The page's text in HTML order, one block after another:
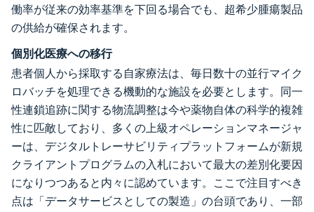
働率が従来の効率基準を下回る場合でも、超希少腫瘍製品
の供給が確保されます。
個別化医療への移行
患者個人から採取する自家療法は、毎日数十の並行マイク
ロバッチを処理できる機動的な施設を必要とします。同一
性連鎖追跡に関する物流調整は今や薬物自体の科学的複雑
性に匹敵しており、多くの上級オペレーションマネージャ
ーは、デジタルトレーサビリティプラットフォームが新規
クライアントプログラムの入札において最大の差別化要因
になりつつあると内々に認めています。ここで注目すべき
点は「データサービスとしての製造」の台頭であり、一部